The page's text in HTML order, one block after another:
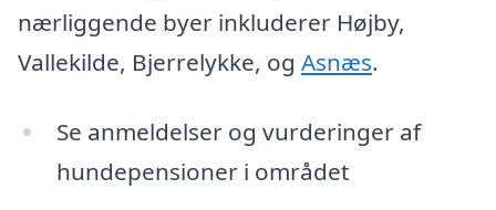
nærliggende byer inkluderer Højby,
Vallekilde, Bjerrelykke, og Asnæs.
Se anmeldelser og vurderinger af
hundepensioner i området